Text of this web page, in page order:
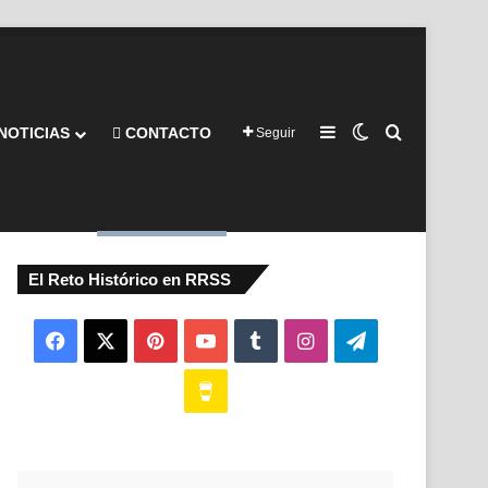
CONTACTO Seguir Barra lateral
Switch skin
El Reto Histórico en RRSS
Facebook PinterestYouTubeTumblrInstagramTelegram